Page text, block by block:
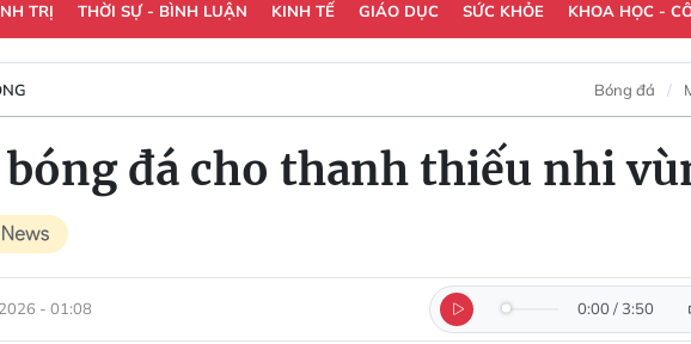
TRỊ THỜI SỰ - BÌNH LUẬN KINH TẾ GIÁO DỤC SỨC KHỎE KHOA HỌC -
Bóng đá
đá cho thanh thiếu nhi
- 01:08 0:00 / 3:50